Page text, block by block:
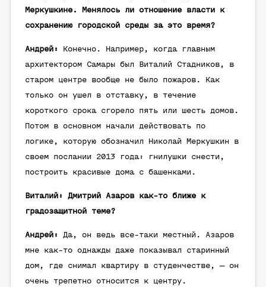
Меркушкине. Менялось ли отношение власти к
сохранению городской среды за это время?
Андрей:
Конечно. Например, когда главным
архитектором Самары был Виталий Стадников, в
старом центре вообще не было пожаров. Как
только он ушел в отставку, в течение
короткого срока сгорело пять или шесть домов.
Потом в основном начали действовать по
логике, которую обозначил Николай Меркушкин в
своем послании 2013 года: гнилушки снести,
построить красивые дома с башенками.
Виталий: Дмитрий Азаров как-то ближе к
градозащитной теме?
Андрей:
Да, он ведь все-таки местный. Азаров
мне как-то однажды даже показывал старинный
дом, где снимал квартиру в студенчестве, — он
очень трепетно относится к центру.